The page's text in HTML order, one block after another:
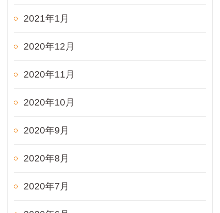
2021年1月
2020年12月
2020年11月
2020年10月
2020年9月
2020年8月
2020年7月